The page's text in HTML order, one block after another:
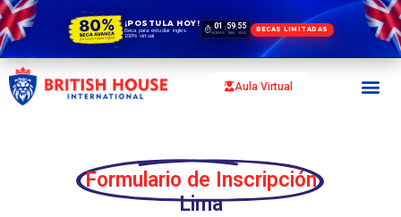
¡POSTULA HOY!
Beca para estudiar ingles
100% virtual
01
HORAS
:59
MIN
:54
SEG BECAS LIMITADAS
Aula Virtual
Formulario de Inscripción
Lima